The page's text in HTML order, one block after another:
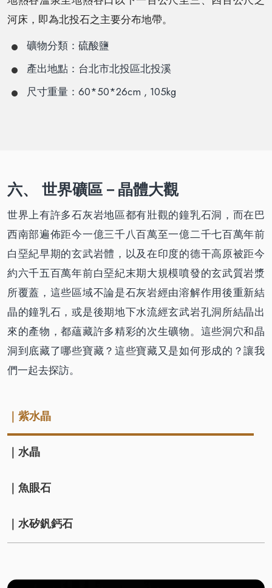
河床，即為北投石之主要分布地帶。
礦物分類：硫酸鹽
產出地點：台北市北投區北投溪
尺寸重量：60*50*26cm , 105kg
六、 世界礦區－晶體大觀
世界上有許多石灰岩地區都有壯觀的鐘乳石洞，而在巴
西南部遍佈距今一億三千八百萬至一億二千七百萬年前
白堊紀早期的玄武岩體，以及在印度的德干高原被距今
約六千五百萬年前白堊紀末期大規模噴發的玄武質岩漿
所覆蓋，這些區域不論是石灰岩經由溶解作用後重新結
晶的鐘乳石，或是後期地下水流經玄武岩孔洞所結晶出
來的產物，都蘊藏許多精彩的次生礦物。這些洞穴和晶
洞到底藏了哪些寶藏？這些寶藏又是如何形成的？讓我
們一起去探訪。
｜紫水晶
｜水晶
｜魚眼石
｜水矽釩鈣石